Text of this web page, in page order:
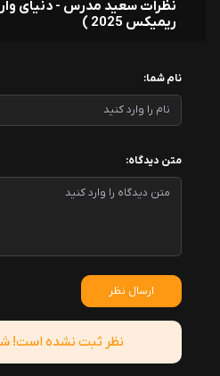
نظرات سعید مدرس - دنیای
ریمیکس 2025 )
نام شما:
متن دیدگاه:
ارسال نظر
نظر ثبت نشده است!